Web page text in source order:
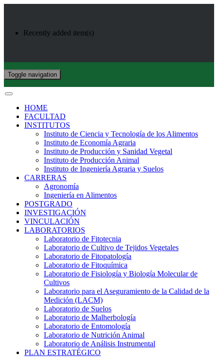
Recently added item(s)
Toggle navigation
HOME
FACULTAD
INSTITUTOS
Instituto de Ciencia y Tecnología de los Alimentos
Instituto de Economía Agraria
Instituto de Producción y Sanidad Vegetal
Instituto de Producción Animal
Instituto de Ingeniería Agraria y Suelos
CARRERAS
Agronomía
Ingeniería en Alimentos
POSTGRADO
INVESTIGACIÓN
VINCULACIÓN
LABORATORIOS
Laboratorio de Fitotecnia
Laboratorio de Cultivo de Tejidos Vegetales
Laboratorio de Fitopatología
Laboratorio de Fitoquímica
Laboratorio de Fisiología y Biología Molecular de
Cultivos
Laboratorio para el Aseguramiento de la Calidad de la
Medición (LACM)
Laboratorio de Suelos
Laboratorio de Malherbología
Laboratorio de Entomología
Laboratorio de Nutrición Animal
Laboratorio de Análisis Instrumental
PLAN ESTRATÉGICO